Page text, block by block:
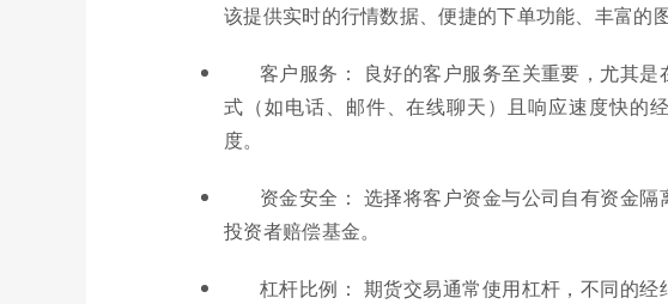
该提供实时的行情数据、便捷的下单功能、丰富的
客户服务： 良好的客户服务至关重要，尤其
式（如电话、邮件、在线聊天）且响应速度快的
度。
资金安全： 选择将客户资金与公司自有资金
投资者赔偿基金。
杠杆比例： 期货交易通常使用杠杆，不同的